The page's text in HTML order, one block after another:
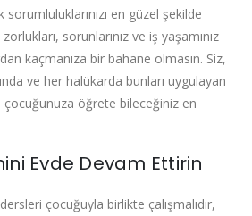
en güzel şekilde
sorunlarınız ve iş yaşamınız
kaçmanıza bir bahane olmasın. Siz,
ve her halükarda bunları uygulayan
çocuğunuza öğrete bileceğiniz en
Evde Devam Ettirin
çocuğuyla birlikte çalışmalıdır,